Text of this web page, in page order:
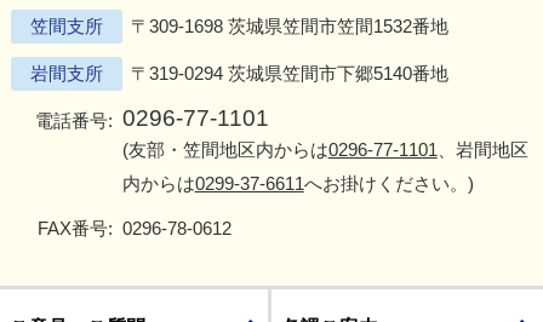
笠間支所 〒309-1698 茨城県笠間市笠間1532番地
岩間支所 〒319-0294 茨城県笠間市下郷5140番地
電話番号: 0296-77-1101
(友部・笠間地区内からは0296-77-1101 、岩間地区
内からは0299-37-6611へお掛けください。)
FAX番号: 0296-78-0612